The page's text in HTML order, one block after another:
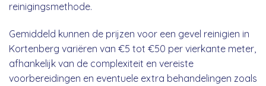
reinigingsmethode.
Gemiddeld kunnen de prijzen voor een gevel reinigien in
Kortenberg variëren van €5 tot €50 per vierkante meter,
afhankelijk van de complexiteit en vereiste
voorbereidingen en eventuele extra behandelingen zoals